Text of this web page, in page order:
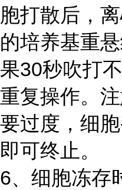
胞打散后，
的培养基重
果30秒吹打
重复操作。
要过度，细
即可终止。
6、细胞冻存